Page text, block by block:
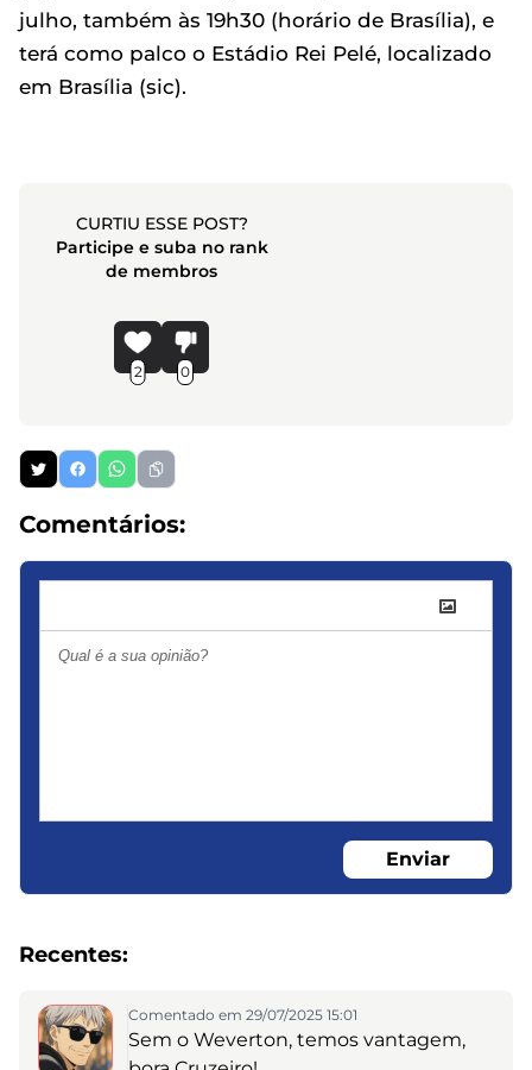
julho, também às 19h30 (horário de Brasília), e
terá como palco o Estádio Rei Pelé, localizado
em Brasília (sic).
CURTIU ESSE POST?
Participe e suba no rank
de membros
2 0
Comentários:
Enviar
Recentes:
Comentado em 29/07/2025 15:01
Sem o Weverton, temos vantagem,